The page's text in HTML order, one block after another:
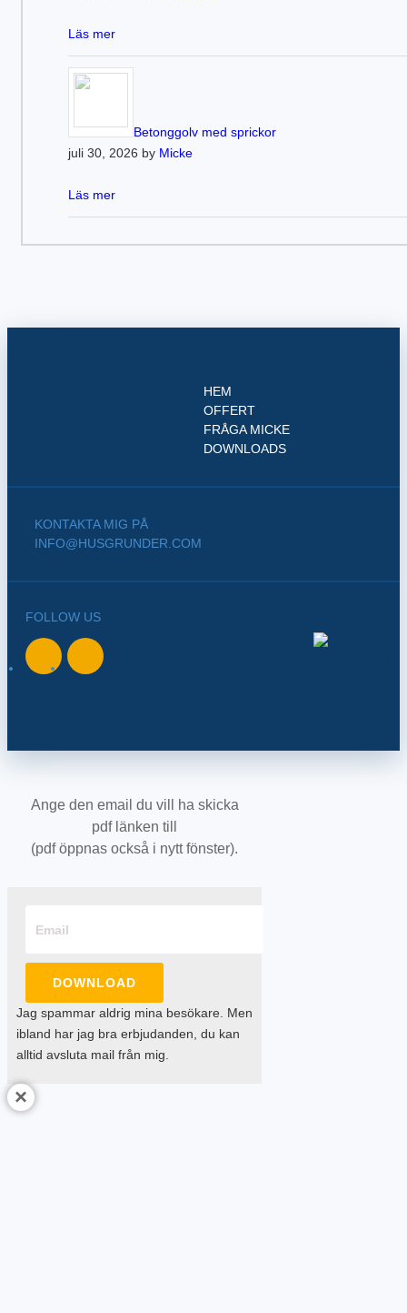
Läs mer
Betonggolv med sprickor
juli 30, 2026 by Micke
Läs mer
HEM
OFFERT
FRÅGA MICKE
DOWNLOADS
KONTAKTA MIG PÅ
INFO@HUSGRUNDER.COM
FOLLOW US
Ange den email du vill ha skicka
pdf länken till
(pdf öppnas också i nytt fönster).
DOWNLOAD
Jag spammar aldrig mina besökare. Men
ibland har jag bra erbjudanden, du kan
alltid avsluta mail från mig.
×